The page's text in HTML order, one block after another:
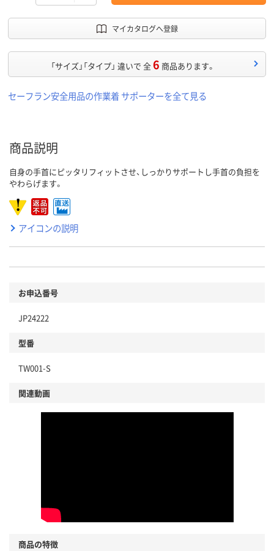
マイカタログへ登録
「サイズ」「タイプ」 違いで 全6 商品あります。
セーフラン安全用品の作業着 サポーターを全て見る
商品説明
自身の手首にピッタリフィットさせ、しっかりサポートし手首の負担を
やわらげます。
アイコンの説明
お申込番号
JP24222
型番
TW001-S
関連動画
商品の特徴